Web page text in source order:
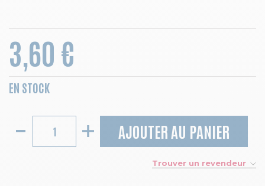
3,60 €
EN STOCK
AJOUTER AU PANIER
Trouver un revendeur